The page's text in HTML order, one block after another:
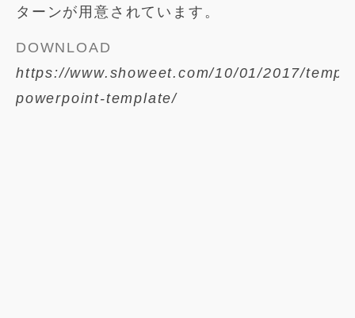
ターンが用意されています。
DOWNLOAD
https://www.showeet.com/10/01/2017/
powerpoint-template/